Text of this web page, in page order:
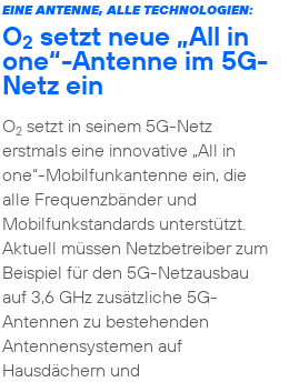
EINE ANTENNE, ALLE TECHNOLOGIEN:
O2 setzt neue „All in
one“-Antenne im 5G-
Netz ein
O2setzt in seinem 5G-Netz
erstmals eine innovative „All in
one“-Mobilfunkantenne ein, die
alle Frequenzbänder und
Mobilfunkstandards unterstützt.
Aktuell müssen Netzbetreiber zum
Beispiel für den 5G-Netzausbau
auf 3,6 GHz zusätzliche 5G-
Antennen zu bestehenden
Antennensystemen auf
Hausdächern und